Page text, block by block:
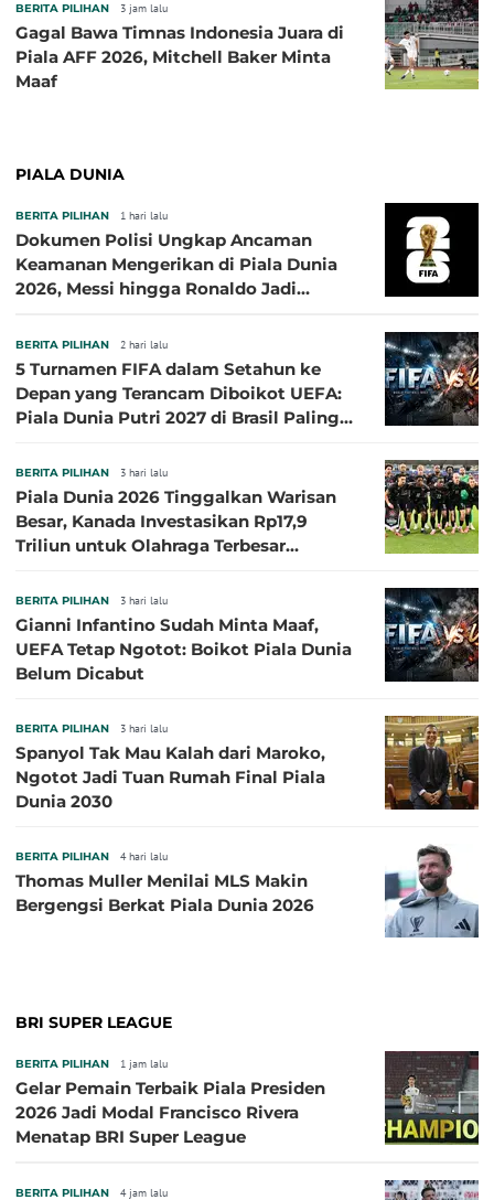
BERITA PILIHAN 3 jam lalu
Gagal Bawa Timnas Indonesia Juara di
Piala AFF 2026, Mitchell Baker Minta
Maaf
PIALA DUNIA
BERITA PILIHAN 1 hari lalu
Dokumen Polisi Ungkap Ancaman
Keamanan Mengerikan di Piala Dunia
2026, Messi hingga Ronaldo Jadi
BERITA PILIHAN 2 hari lalu
5 Turnamen FIFA dalam Setahun ke
Depan yang Terancam Diboikot UEFA:
Piala Dunia Putri 2027 di Brasil Paling
BERITA PILIHAN 3 hari lalu
Piala Dunia 2026 Tinggalkan Warisan
Besar, Kanada Investasikan Rp17,9
Triliun untuk Olahraga Terbesar
BERITA PILIHAN 3 hari lalu
Gianni Infantino Sudah Minta Maaf,
UEFA Tetap Ngotot: Boikot Piala Dunia
Belum Dicabut
BERITA PILIHAN 3 hari lalu
Spanyol Tak Mau Kalah dari Maroko,
Ngotot Jadi Tuan Rumah Final Piala
Dunia 2030
BERITA PILIHAN 4 hari lalu
Thomas Muller Menilai MLS Makin
Bergengsi Berkat Piala Dunia 2026
BRI SUPER LEAGUE
BERITA PILIHAN 1 jam lalu
Gelar Pemain Terbaik Piala Presiden
2026 Jadi Modal Francisco Rivera
Menatap BRI Super League
BERITA PILIHAN 4 jam lalu